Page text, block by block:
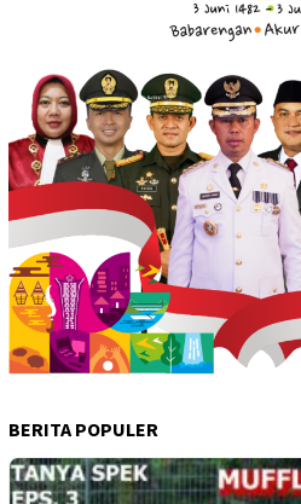
BERITA POPULER